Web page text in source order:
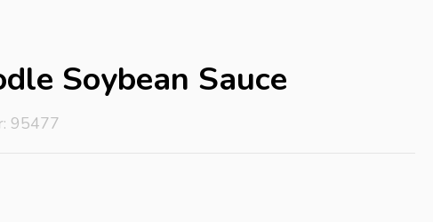
Soybean Sauce
95477